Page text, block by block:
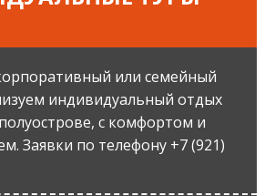
или семейный
индивидуальный отдых
с комфортом и
Заявки по телефону +7 (921)